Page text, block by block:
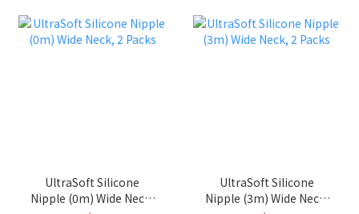
UltraSoft Silicone
Nipple (0m) Wide Neck,
UltraSoft Silicone
Nipple (3m) Wide Neck,